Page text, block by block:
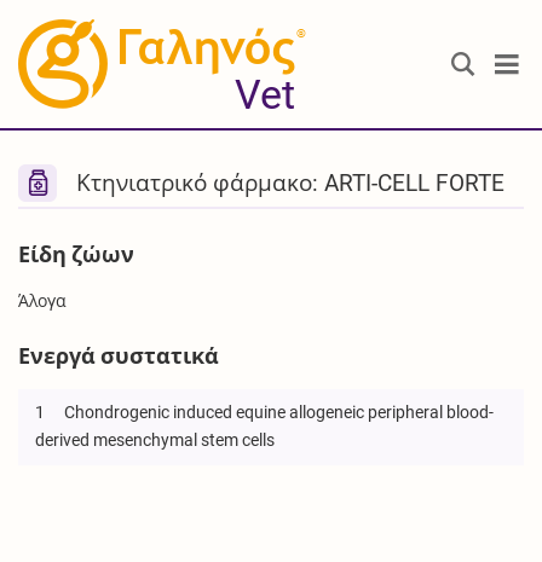
®
Vet
Κτηνιατρικό φάρμακο: ARTI-CELL FORTE
Είδη ζώων
Άλογα
Ενεργά συστατικά
1
Chondrogenic induced equine allogeneic peripheral blood-
derived mesenchymal stem cells